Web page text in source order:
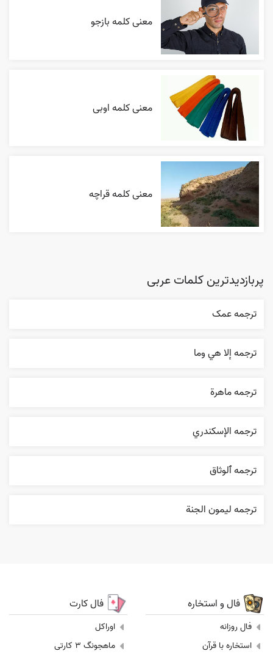
معنی کلمه بازجو
معنی کلمه اوبی
معنی کلمه قراچه
پربازدیدترین کلمات عربی
ترجمه عمک
ترجمه إلا هي وما
ترجمه ماهرة
ترجمه الإسکندري
ترجمه ٱلوثاق
ترجمه ليمون الجنة
فال و استخاره
فال روزانه
استخاره با قرآن
فال کارت
اوراکل
ماهجونگ 3 کارتی